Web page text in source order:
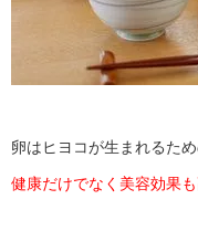
卵はヒヨコが生まれるた
健康だけでなく美容効果